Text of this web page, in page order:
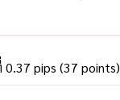
pips (37 points)